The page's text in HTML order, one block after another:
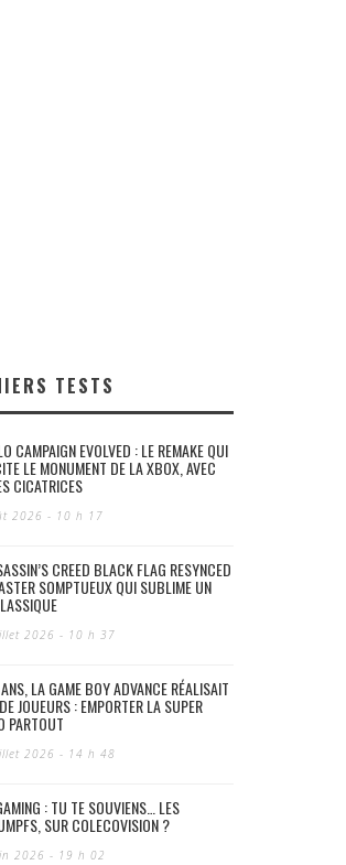
TESTS
CAMPAIGN EVOLVED : LE REMAKE QUI
LE MONUMENT DE LA XBOX, AVEC
CICATRICES
2026 - 10 h 17
CREED BLACK FLAG RESYNCED
SOMPTUEUX QUI SUBLIME UN
2026 - 10 h 37
LA GAME BOY ADVANCE RÉALISAIT
JOUEURS : EMPORTER LA SUPER
PARTOUT
2026 - 14 h 48
: TU TE SOUVIENS… LES
SUR COLECOVISION ?
2026 - 19 h 02